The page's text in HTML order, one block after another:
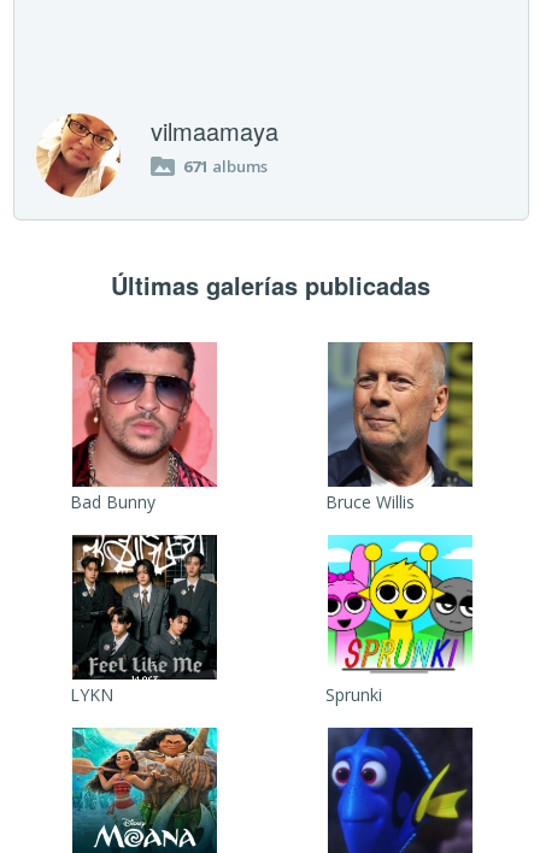
vilmaamaya
671 albums
Últimas galerías publicadas
Bad Bunny Bruce Willis
LYKN Sprunki